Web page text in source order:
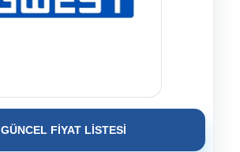
GÜNCEL FİYAT LİSTESİ